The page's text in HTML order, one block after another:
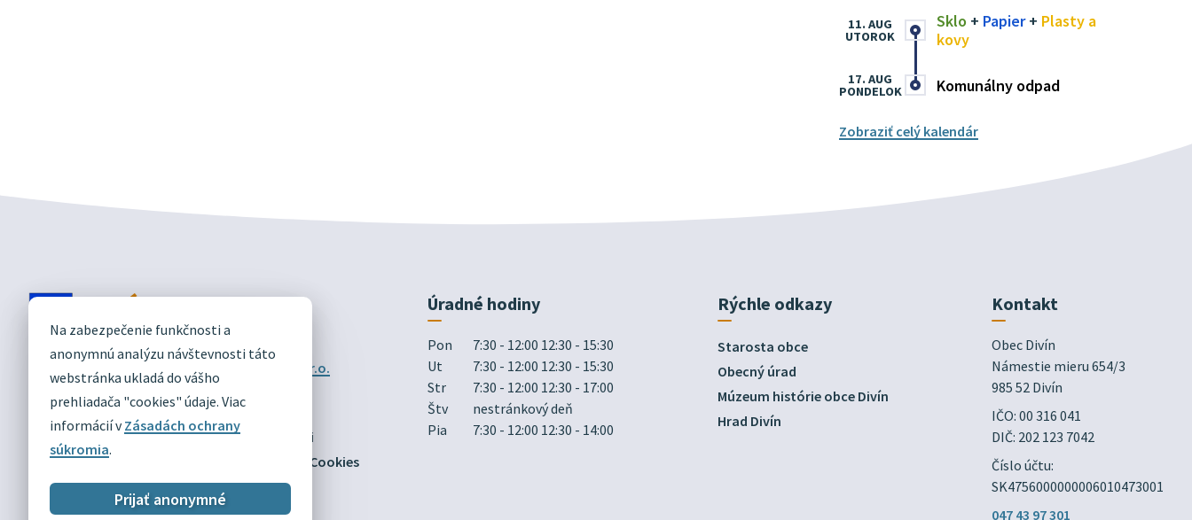
Na zabezpečenie funkčnosti a
anonymnú analýzu návštevnosti táto
webstránka ukladá do vášho
prehliadača "cookies" údaje. Viac
informácií vZásadách ochrany
súkromia.
Prijať anonymné
Sklo + Papier+ Plasty a
kovy
11. AUG
UTOROK
Komunálny odpad
17. AUG
PONDELOK
Zobraziť celý kalendár
DIVÍN
OFICIÁLNE STRÁNKY
Technický prevádzkovateľ:
Alphabet partner s.r.o.
Správca obsahu:Obec Divín
Posledná aktualizácia:03.08.2026
Mapa
Vyhlásenie o prístupnosti
Zásady ochrany osobných údajov
Nastaviť Cookies
Úradné hodiny
Pon
7:30 - 12:00 12:30 - 15:30
Ut
7:30 - 12:00 12:30 - 15:30
Str
7:30 - 12:00 12:30 - 17:00
Štv
nestránkový deň
Pia
7:30 - 12:00 12:30 - 14:00
Rýchle odkazy
Starosta obce
Obecný úrad
Múzeum histórie obce Divín
Hrad Divín
Kontakt
Obec Divín
Námestie mieru 654/3
985 52 Divín
IČO: 00 316 041
DIČ: 202 123 7042
Číslo účtu:
SK4756000000006010473001
047 43 97 301